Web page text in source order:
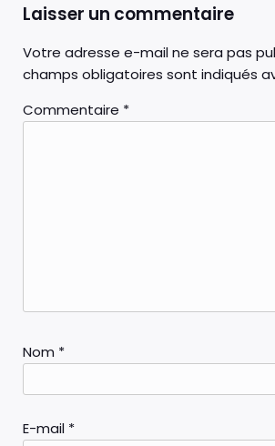
Laisser un commentaire
Votre adresse e-mail ne sera pas
champs obligatoires sont indiqués
Commentaire *
Nom *
E-mail *